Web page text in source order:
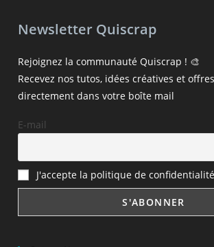
Newsletter Quiscrap
Rejoignez la communauté Quiscrap ! 🎨
Recevez nos tutos, idées créatives et
directement dans votre boîte mail
E-mail
J'accepte la politique de confidentialité